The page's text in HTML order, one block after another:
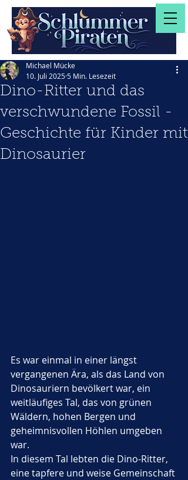
Dino-Ritter und das
verschwundene Fossil -
Geschichte für Kinder mit
Dinosaurier
Michael Mücke
10. Juli 20255 Min. Lesezeit
Es war einmal in einer längst
vergangenen Ära, als das Land von
Dinosauriern bevölkert war, ein
weitläufiges Tal, das von grünen
Wäldern, hohen Bergen und
geheimnisvollen Höhlen umgeben
war.
In diesem Tal lebten die Dino-Ritter,
eine tapfere und weise Gemeinschaft